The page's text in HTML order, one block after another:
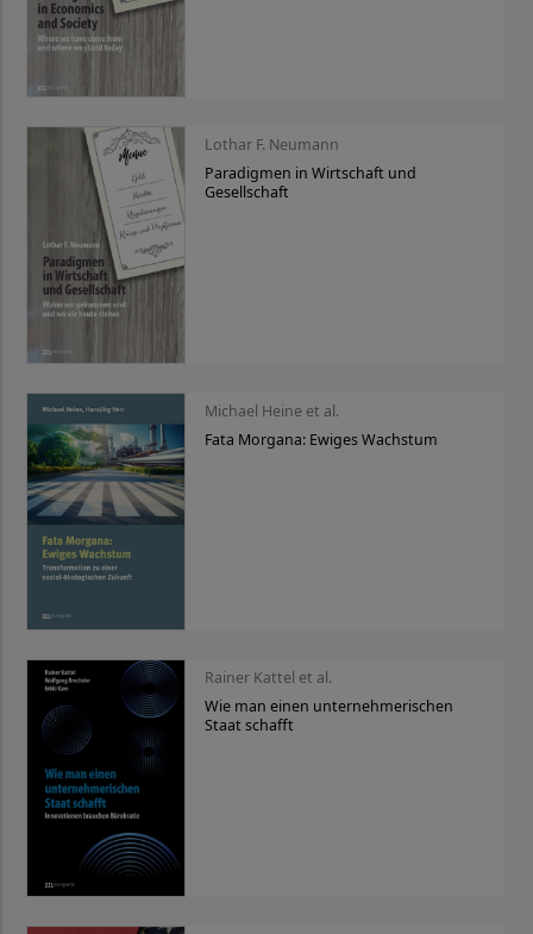
Lothar F. Neumann
Paradigmen in Wirtschaft und
Gesellschaft
Michael Heine et al.
Fata Morgana: Ewiges Wachstum
Rainer Kattel et al.
Wie man einen unternehmerischen
Staat schafft